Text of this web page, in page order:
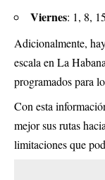
Viernes: 1, 8,
Adicionalmente,
escala en La
programados para
Con esta
mejor sus rutas
limitaciones que